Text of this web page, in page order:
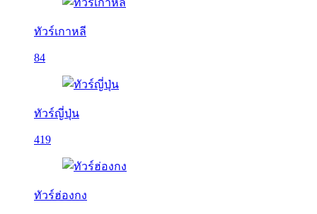
ทัวร์เกาหลี
84
ทัวร์ญี่ปุ่น
419
ทัวร์ฮ่องกง